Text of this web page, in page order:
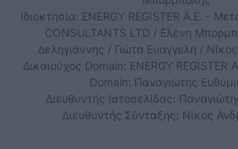
Ιδιοκτησία: ENERGY REGISTER Α.Ε. -
CONSULTANTS LTD / Ελένη
Δεληγιάννης / Γιώτα Ευαγγελή /
Δικαιούχος Domain: ENERGY REGISTER
Domain: Παναγιώτης
Διευθυντής Ιστοσελίδας:
Διευθυντής Σύνταξης: Νίκος